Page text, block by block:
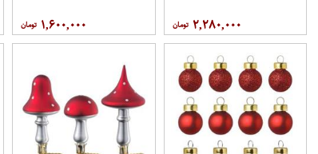
۲,۲۸۰,۰۰۰ ۱,۶۰۰,۰۰۰